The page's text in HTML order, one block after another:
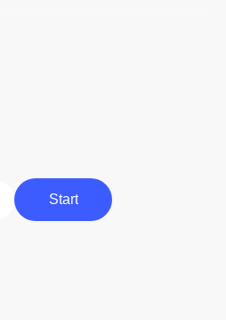
Start
Start